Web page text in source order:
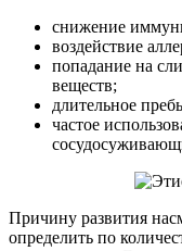
снижение
воздействие
попадание на
веществ;
длительное
частое
Причину развития
определить по